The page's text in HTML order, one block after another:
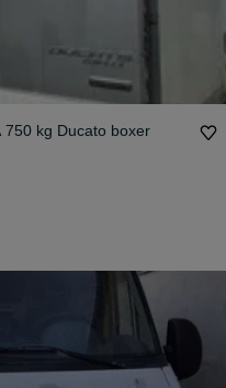
750 kg Ducato boxer